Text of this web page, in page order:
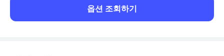
옵션 조회하기